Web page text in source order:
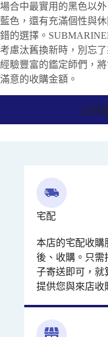
場合中最實用的黑色以
藍色，還有充滿個性與
錯的選擇。
考慮汰舊換新時，別忘
經驗豐富的鑑定師們，
滿意的收購金額。
立即
宅配
本店的宅配收購
後、收購。只需
子寄送即可，就
提供您與來店收